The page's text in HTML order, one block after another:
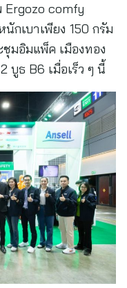
Ergozo comfy
กเบาเพียง 150 กรัม
มอิมแพ็ค เมืองทอง
บูธ B6 เมื่อเร็ว ๆ นี้